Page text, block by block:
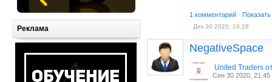
Реклама
1 комментарий ·
Дек 30 2020, 19:28
NegativeSpace
United Traders
Сен 30 2020, 21:45